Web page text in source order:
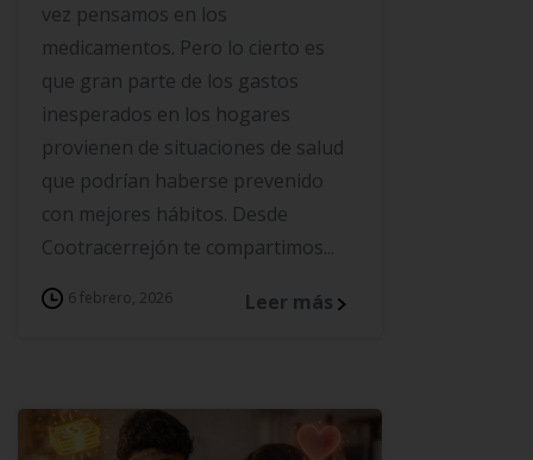
vez pensamos en los
medicamentos. Pero lo cierto es
que gran parte de los gastos
inesperados en los hogares
provienen de situaciones de salud
que podrían haberse prevenido
con mejores hábitos. Desde
Cootracerrejón te compartimos...
6 febrero, 2026 Leer más